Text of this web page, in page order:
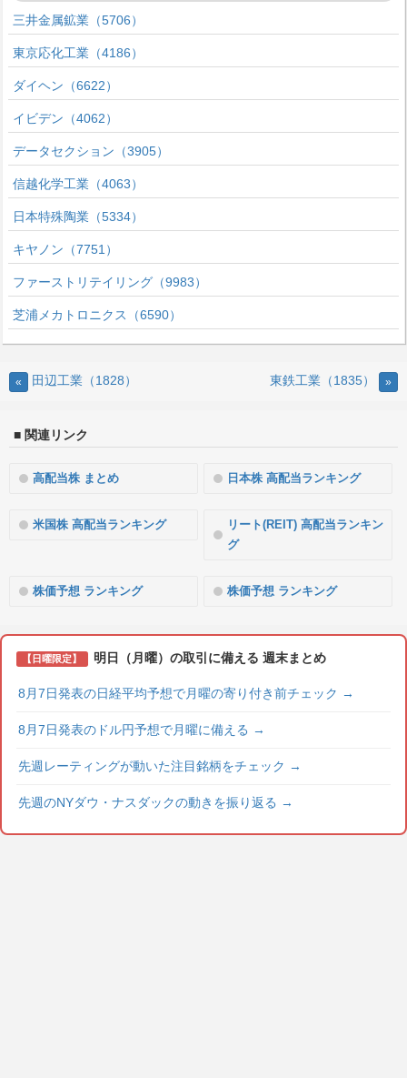
三井金属鉱業（5706）
東京応化工業（4186）
ダイヘン（6622）
イビデン（4062）
データセクション（3905）
信越化学工業（4063）
日本特殊陶業（5334）
キヤノン（7751）
ファーストリテイリング（9983）
芝浦メカトロニクス（6590）
« 田辺工業（1828） 東鉄工業（1835） »
■ 関連リンク
高配当株 まとめ 日本株 高配当ランキング
米国株 高配当ランキング
リート(REIT) 高配当ランキン
グ
株価予想 ランキング 株価予想 ランキング
【日曜限定】 明日（月曜）の取引に備える 週末まとめ
8月7日発表の日経平均予想で月曜の寄り付き前チェック →
8月7日発表のドル円予想で月曜に備える →
先週レーティングが動いた注目銘柄をチェック →
先週のNYダウ・ナスダックの動きを振り返る →